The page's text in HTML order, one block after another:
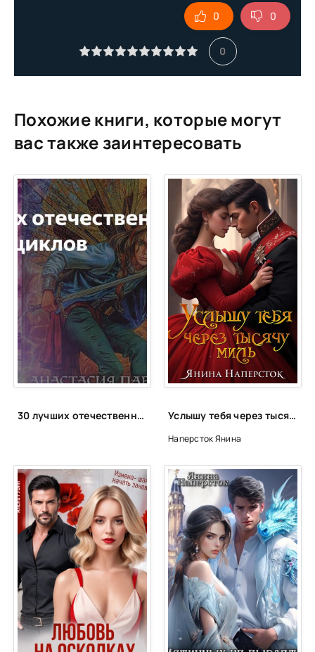
17
18
19
20
21
22
23
24
26
0
0 0
Похожие книги, которые могут
вас также заинтересовать
30 лучших отечественных фэнтези циклов Услышу тебя через тысячу миль - Янина Наперсток
Наперсток Янина